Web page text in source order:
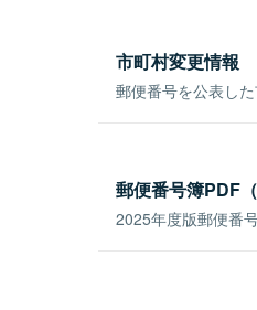
市町村変更情報
郵便番号を公表し
郵便番号簿PDF
2025年度版郵便番